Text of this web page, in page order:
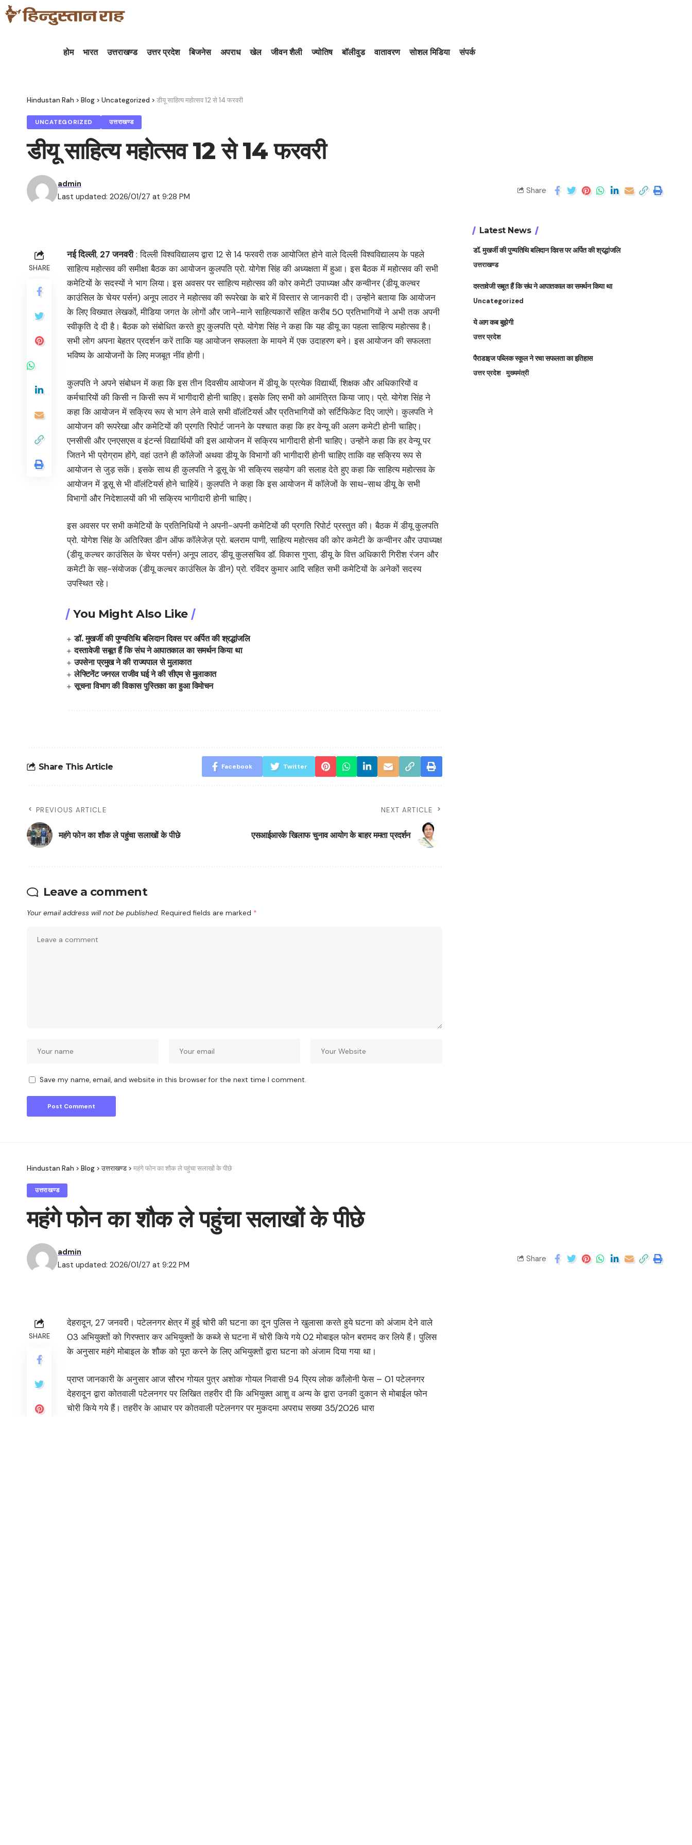
होम भारत उत्तराखण्ड उत्तर प्रदेश बिजनेस अपराध खेल जीवन शैली ज्योतिष बॉलीवुड वातावरण सोशल मिडिया संपर्क
Hindustan Rah > Blog > Uncategorized > डीयू साहित्य महोत्सव 12 से 14 फरवरी
UNCATEGORIZED उत्तराखण्ड
डीयू साहित्य महोत्सव 12 से 14 फरवरी
Last updated: 2026/01/27 at 9:28 PM
admin
Share
SHARE
नई दिल्ली, 27 जनवरी: दिल्ली विश्वविद्यालय द्वारा 12 से 14 फरवरी तक आयोजित होने वाले दिल्ली विश्वविद्यालय के पहले
साहित्य महोत्सव की समीक्षा बैठक का आयोजन कुलपति प्रो. योगेश सिंह की अध्यक्षता में हुआ। इस बैठक में महोत्सव की सभी
कमेटियों के सदस्यों ने भाग लिया। इस अवसर पर साहित्य महोत्सव की कोर कमेटी उपाध्यक्ष और कन्वीनर (डीयू कल्चर
काउंसिल के चेयर पर्सन) अनूप लाठर ने महोत्सव की रूपरेखा के बारे में विस्तार से जानकारी दी। उन्होंने बताया कि आयोजन
के लिए विख्यात लेखकों, मीडिया जगत के लोगों और जाने-माने साहित्यकारों सहित करीब 50 प्रतिभागियों ने अभी तक अपनी
स्वीकृति दे दी है। बैठक को संबोधित करते हुए कुलपति प्रो. योगेश सिंह ने कहा कि यह डीयू का पहला साहित्य महोत्सव है।
सभी लोग अपना बेहतर प्रदर्शन करें ताकि यह आयोजन सफलता के मायने में एक उदाहरण बने। इस आयोजन की सफलता
भविष्य के आयोजनों के लिए मजबूत नींव होगी।
कुलपति ने अपने संबोधन में कहा कि इस तीन दिवसीय आयोजन में डीयू के प्रत्येक विद्यार्थी, शिक्षक और अधिकारियों व
कर्मचारियों की किसी न किसी रूप में भागीदारी होनी चाहिए। इसके लिए सभी को आमंत्रित किया जाए। प्रो. योगेश सिंह ने
कहा कि आयोजन में सक्रिय रूप से भाग लेने वाले सभी वॉलंटियर्स और प्रतिभागियों को सर्टिफिकेट दिए जाएंगे। कुलपति ने
आयोजन की रूपरेखा और कमेटियों की प्रगति रिपोर्ट जानने के पश्चात कहा कि हर वेन्यू की अलग कमेटी होनी चाहिए।
एनसीसी और एनएसएस व इंटर्न्स विद्यार्थियों की इस आयोजन में सक्रिय भागीदारी होनी चाहिए। उन्होंने कहा कि हर वेन्यू पर
जितने भी प्रोग्राम होंगे, वहां उतने ही कॉलेजों अथवा डीयू के विभागों की भागीदारी होनी चाहिए ताकि वह सक्रिय रूप से
आयोजन से जुड़ सकें। इसके साथ ही कुलपति ने डूसू के भी सक्रिय सहयोग की सलाह देते हुए कहा कि साहित्य महोत्सव के
आयोजन में डूसू से भी वॉलंटियर्स होने चाहियें। कुलपति ने कहा कि इस आयोजन में कॉलेजों के साथ-साथ डीयू के सभी
विभागों और निदेशालयों की भी सक्रिय भागीदारी होनी चाहिए।
इस अवसर पर सभी कमेटियों के प्रतिनिधियों ने अपनी-अपनी कमेटियों की प्रगति रिपोर्ट प्रस्तुत की। बैठक में डीयू कुलपति
प्रो. योगेश सिंह के अतिरिक्त डीन ऑफ कॉलेजेज़ प्रो. बलराम पाणी, साहित्य महोत्सव की कोर कमेटी के कन्वीनर और उपाध्यक्ष
(डीयू कल्चर काउंसिल के चेयर पर्सन) अनूप लाठर, डीयू कुलसचिव डॉ. विकास गुप्ता, डीयू के वित्त अधिकारी गिरीश रंजन और
कमेटी के सह-संयोजक (डीयू कल्चर काउंसिल के डीन) प्रो. रविंदर कुमार आदि सहित सभी कमेटियों के अनेकों सदस्य
उपस्थित रहे।
You Might Also Like
डॉ. मुखर्जी की पुण्यतिथि बलिदान दिवस पर अर्पित की श्रद्धांजलि
दस्तावेजी सबूत हैं कि संघ ने आपातकाल का समर्थन किया था
उपसेना प्रमुख ने की राज्यपाल से मुलाकात
लेफ्टिनेंट जनरल राजीव घई ने की सीएम से मुलाकात
सूचना विभाग की विकास पुस्तिका का हुआ विमोचन
Share This Article Facebook Twitter
PREVIOUS ARTICLE
महंगे फोन का शौक ले पहुंचा सलाखों के पीछे
NEXT ARTICLE
एसआईआरके खिलाफ चुनाव आयोग के बाहर ममता प्रदर्शन
Leave a comment
Your email address will not be published. Required fields are marked *
Save my name, email, and website in this browser for the next time I comment.
Latest News
डॉ. मुखर्जी की पुण्यतिथि बलिदान दिवस पर अर्पित की श्रद्धांजलि
उत्तराखण्ड
दस्तावेजी सबूत हैं कि संघ ने आपातकाल का समर्थन किया था
Uncategorized
ये आग कब बुझेगी
उत्तर प्रदेश
पैराडाइज पब्लिक स्कूल ने रचा सफलता का इतिहास
उत्तर प्रदेश मुख्यमंत्री
Hindustan Rah > Blog >उत्तराखण्ड > महंगे फोन का शौक ले पहुंचा सलाखों के पीछे
उत्तराखण्ड
महंगे फोन का शौक ले पहुंचा सलाखों के पीछे
Last updated: 2026/01/27 at 9:22 PM
admin
Share